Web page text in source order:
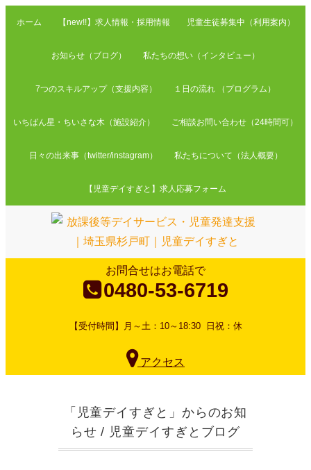
ホーム 【new!!】求人情報・採用情報 児童生徒募集中（利用案内）
お知らせ（ブログ） 私たちの想い（インタビュー）
7つのスキルアップ（支援内容） １日の流れ （プログラム）
いちばん星・ちいさな木（施設紹介） ご相談お問い合わせ（24時間可）
日々の出来事（twitter/instagram） 私たちについて（法人概要）
【児童デイすぎと】求人応募フォーム
お問合せはお電話で
0480-53-6719
【受付時間】 月～土：10～18:30 日祝：休
アクセス
「児童デイすぎと」からのお知
らせ / 児童デイすぎとブログ